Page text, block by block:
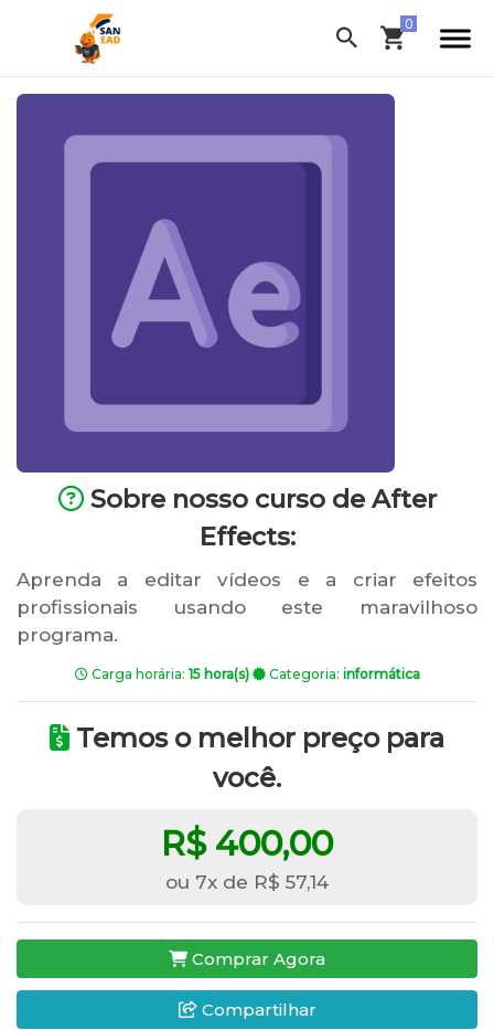
Sobre nosso curso de After
Effects:
Aprenda a editar vídeos e a criar efeitos
profissionais usando este maravilhoso
programa.
Carga horária: 15 hora(s) Categoria: informática
Temos o melhor preço para
você.
R$ 400,00
ou 7x de R$ 57,14
Comprar Agora
Compartilhar